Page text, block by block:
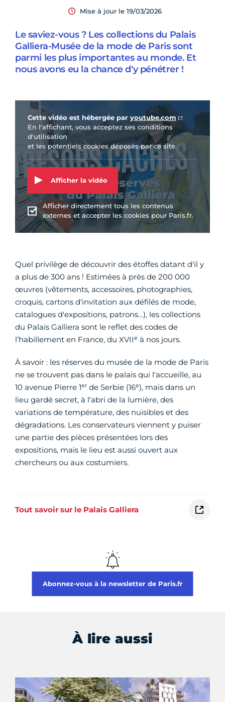
Mise à jour le 19/03/2026
Le saviez-vous ? Les collections du Palais
Galliera-Musée de la mode de Paris sont
parmi les plus importantes au monde. Et
nous avons eu la chance d'y pénétrer !
Vidéo Youtube
Cette vidéo est hébergée par youtube.com
En l'affichant, vous acceptez ses conditions
d'utilisation
et les potentiels cookies déposés par ce site.
Afficher la vidéo
Afficher directement tous les contenus
externes et accepter les cookies pour Paris.fr.
Quel privilège de découvrir des étoffes datant d'il y
a plus de 300 ans ! Estimées à près de 200 000
œuvres (vêtements, accessoires, photographies,
croquis, cartons d'invitation aux défilés de mode,
catalogues d'expositions, patrons…), les collections
du Palais Galliera sont le reflet des codes de
l’habillement en France, du XVIIe à nos jours.
À savoir : les réserves du musée de la mode de Paris
ne se trouvent pas dans le palais qui l'accueille, au
10 avenue Pierre 1er de Serbie (16e), mais dans un
lieu gardé secret, à l'abri de la lumière, des
variations de température, des nuisibles et des
dégradations. Les conservateurs viennent y puiser
une partie des pièces présentées lors des
expositions, mais le lieu est aussi ouvert aux
chercheurs ou aux costumiers.
Tout savoir sur le Palais Galliera
Abonnez-vous à la newsletter de Paris.fr
À lire aussi